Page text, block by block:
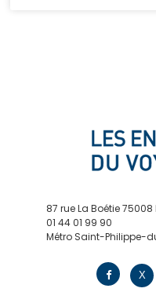
87 rue La Boétie 75008
01 44 01 99 90
Métro Saint-Philippe-
X